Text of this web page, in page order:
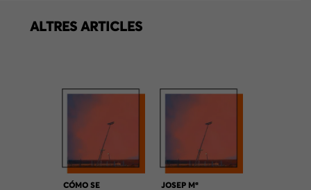
ALTRES ARTICLES
CÓMO SE JOSEP Mª